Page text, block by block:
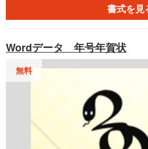
す。 はがきサイズのデザインテ
インでjpg形式もございます。 ど
書式を見
Wordデータ 年号年賀状
無料